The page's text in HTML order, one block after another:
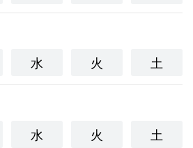
水 火 土
水 火 土